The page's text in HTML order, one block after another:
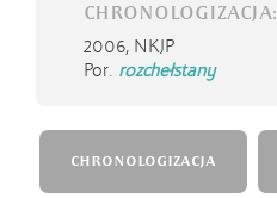
CHRONOLOGIZACJA:
2006, NKJP
Por. rozchełstany
CHRONOLOGIZACJA